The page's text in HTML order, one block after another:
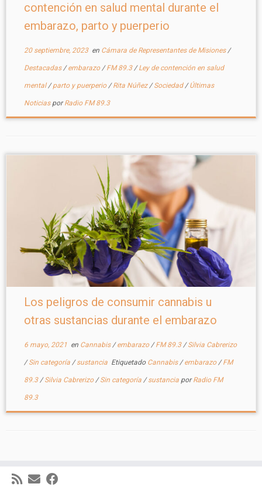
contención en salud mental durante el
embarazo, parto y puerperio
20 septiembre, 2023en Cámara de Representantes de Misiones/
Destacadas/embarazo/FM 89.3/Ley de contención en salud
mental/parto y puerperio/Rita Núñez/Sociedad/Últimas
Noticias porRadio FM 89.3
Los peligros de consumir cannabis u
otras sustancias durante el embarazo
6 mayo, 2021en Cannabis/embarazo/FM 89.3/Silvia Cabrerizo
/Sin categoría /sustancia Etiquetado Cannabis/embarazo/FM
89.3/Silvia Cabrerizo/Sin categoría /sustancia porRadio FM
89.3